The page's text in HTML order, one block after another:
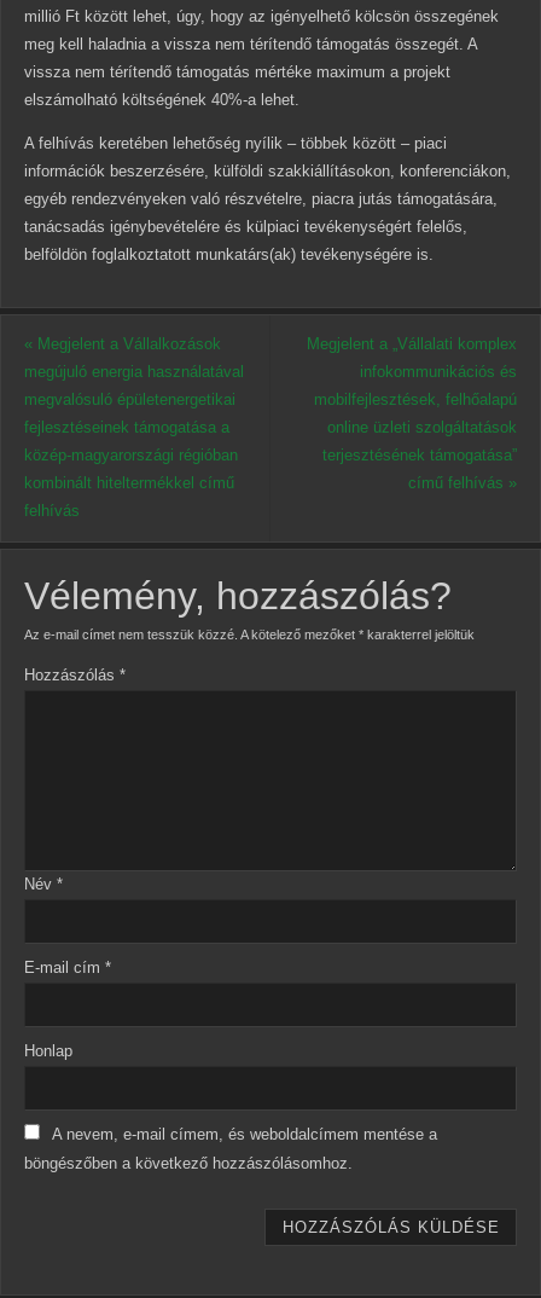
millió Ft között lehet, úgy, hogy az igényelhető kölcsön összegének
meg kell haladnia a vissza nem térítendő támogatás összegét. A
vissza nem térítendő támogatás mértéke maximum a projekt
elszámolható költségének 40%-a lehet.
A felhívás keretében lehetőség nyílik – többek között – piaci
információk beszerzésére, külföldi szakkiállításokon, konferenciákon,
egyéb rendezvényeken való részvételre, piacra jutás támogatására,
tanácsadás igénybevételére és külpiaci tevékenységért felelős,
belföldön foglalkoztatott munkatárs(ak) tevékenységére is.
«Megjelent a Vállalkozások
megújuló energia használatával
megvalósuló épületenergetikai
fejlesztéseinek támogatása a
közép-magyarországi régióban
kombinált hiteltermékkel című
felhívás
Megjelent a „Vállalati komplex
infokommunikációs és
mobilfejlesztések, felhőalapú
online üzleti szolgáltatások
terjesztésének támogatása”
című felhívás »
Vélemény, hozzászólás?
Az e-mail címet nem tesszük közzé. A kötelező mezőket *karakterrel jelöltük
Hozzászólás *
Név *
E-mail cím *
Honlap
A nevem, e-mail címem, és weboldalcímem mentése a
böngészőben a következő hozzászólásomhoz.